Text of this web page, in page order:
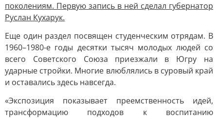
поколениям. Первую запись в ней сделал губернатор
Руслан Кухарук.
Еще один раздел посвящен студенческим отрядам. В
1960–1980-е годы десятки тысяч молодых людей со
всего Советского Союза приезжали в Югру на
ударные стройки. Многие влюблялись в суровый край
и оставались здесь навсегда.
«Экспозиция показывает преемственность идей,
трансформацию подходов к воспитанию